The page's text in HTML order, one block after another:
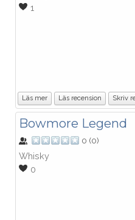
1
Läs mer Läs recension Skriv
Bowmore Legend
0 (0)
Whisky
0